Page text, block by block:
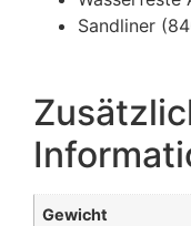
Sandliner
Gewicht